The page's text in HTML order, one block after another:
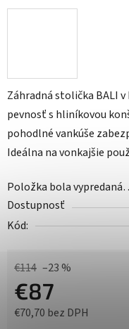
Záhradná stolička BALI
pevnosť s hliníkovou
pohodlné vankúše
Ideálna na vonkajšie
Položka bola
Dostupnosť
Kód:
€114 –23 %
€87
€70,70 bez DPH